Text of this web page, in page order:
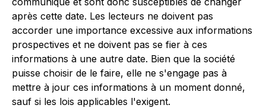
après cette date. Les lecteurs ne doivent pas
accorder une importance excessive aux informations
prospectives et ne doivent pas se fier à ces
informations à une autre date. Bien que la société
puisse choisir de le faire, elle ne s'engage pas à
mettre à jour ces informations à un moment donné,
sauf si les lois applicables l'exigent.